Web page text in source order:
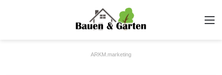
ARKM.marketing